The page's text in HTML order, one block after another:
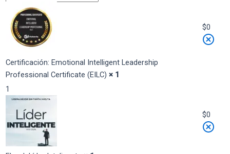
Certificación: Emotional Intelligent Leadership
Professional Certificate (EILC) × 1
$0
1
$0